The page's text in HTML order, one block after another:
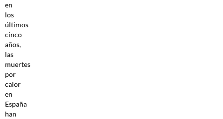
en
los
últimos
cinco
años,
las
muertes
por
calor
en
España
han